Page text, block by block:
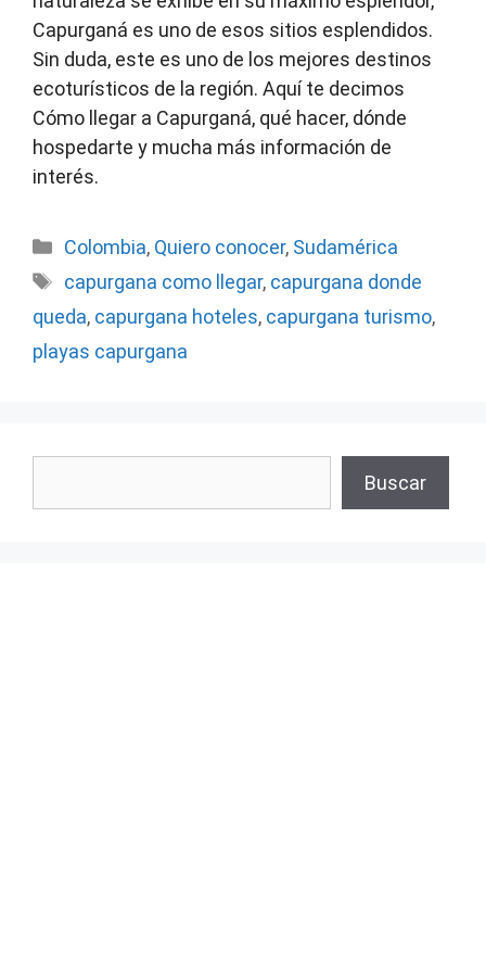
Capurganá es uno de esos sitios esplendidos.
Sin duda, este es uno de los mejores destinos
ecoturísticos de la región. Aquí te decimos
Cómo llegar a Capurganá, qué hacer, dónde
hospedarte y mucha más información de
interés.
Categorías
Colombia, Quiero conocer, Sudamérica
Etiquetas
capurgana como llegar, capurgana donde
queda, capurgana hoteles, capurgana turismo,
playas capurgana
Buscar